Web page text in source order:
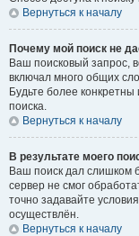
Вернуться к началу
Почему мой поиск не
Ваш поисковый запрос,
включал много общих
Будьте более
поиска.
Вернуться к началу
В результате моего
Ваш поиск дал слишком
сервер не смог
точно задавайте
осуществлён.
Вернуться к началу